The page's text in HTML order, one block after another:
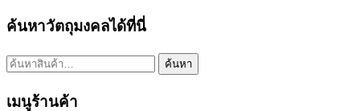
ค้นหาวัตถุมงคลได้ที่นี่
ค้นหา: ค้นหา
เมนูร้านค้า